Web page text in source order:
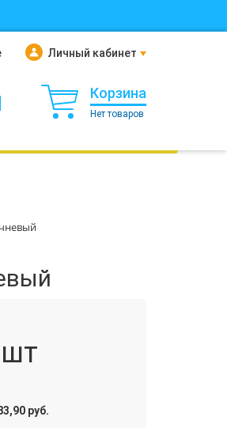
Личный кабинет
Корзина
Нет товаров
руб.